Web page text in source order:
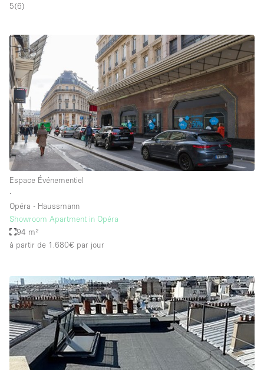
5(6)
Espace Événementiel
∙
Opéra - Haussmann
Showroom Apartment in Opéra
94 m²
à partir de 1.680€ par jour